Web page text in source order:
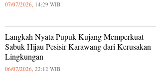
07/07/2026, 14:29 WIB
Langkah Nyata Pupuk Kujang Memperkuat
Sabuk Hijau Pesisir Karawang dari Kerusakan
Lingkungan
06/07/2026, 22:12 WIB